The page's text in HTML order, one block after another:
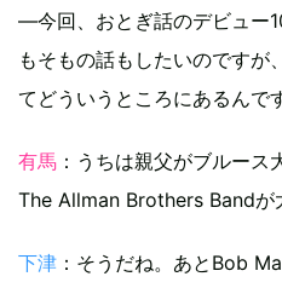
―今回、おとぎ話のデビュー
もそもの話もしたいのですが
てどういうところにあるんで
有馬 ：うちは親父がブルー
The Allman Brothers Bandが
下津 ：そうだね。あとBob